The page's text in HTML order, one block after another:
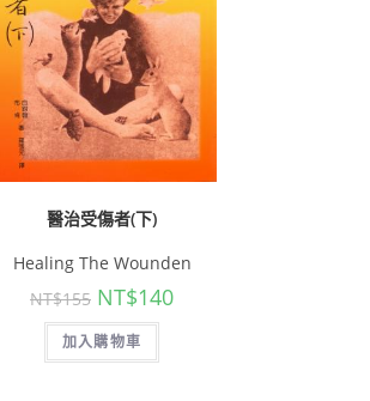
醫治受傷者(下)
Healing The Wounden
NT$155 NT$140
加入購物車